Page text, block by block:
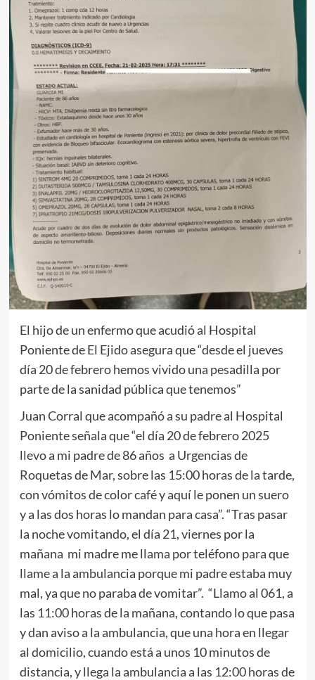
El hijo de un enfermo que acudió al Hospital
Poniente de El Ejido asegura que “desde el jueves
día 20 de febrero hemos vivido una pesadilla por
parte de la sanidad pública que tenemos”
Juan Corral que acompañó a su padre al Hospital
Poniente señala que “el día 20 de febrero 2025
llevo a mi padre de 86 años a Urgencias de
Roquetas de Mar, sobre las 15:00 horas de la tarde,
con vómitos de color café y aquí le ponen un suero
y a las dos horas lo mandan para casa”. “Tras pasar
la noche vomitando, el día 21, viernes por la
mañana mi madre me llama por teléfono para que
llame a la ambulancia porque mi padre estaba muy
mal, ya que no paraba de vomitar”. “Llamo al 061, a
las 11:00 horas de la mañana, contando lo que pasa
y dan aviso a la ambulancia, que una hora en llegar
al domicilio, cuando está a unos 10 minutos de
distancia, y llega la ambulancia a las 12:00 horas de